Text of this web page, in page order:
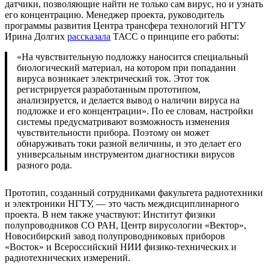
датчики, позволяющие найти не только сам вирус, но и узнать
его концентрацию. Менеджер проекта, руководитель
программы развития Центра трансфера технологий НГТУ
Ирина Долгих рассказала ТАСС о принципе его работы:
«На чувствительную подложку наносится специальный
биологический материал, на котором при попадании
вируса возникает электрический ток. Этот ток
регистрируется разработанным прототипом,
анализируется, и делается вывод о наличии вируса на
подложке и его концентрации». По ее словам, настройки
системы предусматривают возможность изменения
чувствительности прибора. Поэтому он может
обнаруживать токи разной величины, и это делает его
универсальным инструментом диагностики вирусов
разного рода.
Прототип, созданный сотрудниками факультета радиотехники
и электроники НГТУ, — это часть междисциплинарного
проекта. В нем также участвуют: Институт физики
полупроводников СО РАН, Центр вирусологии «Вектор»,
Новосибирский завод полупроводниковых приборов
«Восток» и Всероссийский НИИ физико-технических и
радиотехнических измерений.